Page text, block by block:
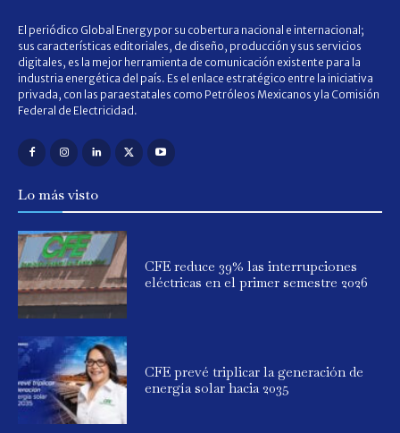
El periódico Global Energy por su cobertura nacional e internacional;
sus características editoriales, de diseño, producción y sus servicios
digitales, es la mejor herramienta de comunicación existente para la
industria energética del país. Es el enlace estratégico entre la iniciativa
privada, con las paraestatales como Petróleos Mexicanos y la Comisión
Federal de Electricidad.
Lo más visto
CFE reduce 39% las interrupciones
eléctricas en el primer semestre 2026
CFE prevé triplicar la generación de
energía solar hacia 2035